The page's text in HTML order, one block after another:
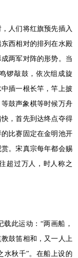
人们将红旗预先插入
西相对的排列在水殿
两军对阵的形势。当
锣敲鼓，依次组成旋
插一根长竿，竿上披
鼓声象棋等时候万舟
，首先到达终点夺得
比赛固定在金明池开
。宋真宗每年都会赐
超过万人，时人称之
此运动：“两画船，
鼓笛相和，又一人上
水秋千”。在船上设的